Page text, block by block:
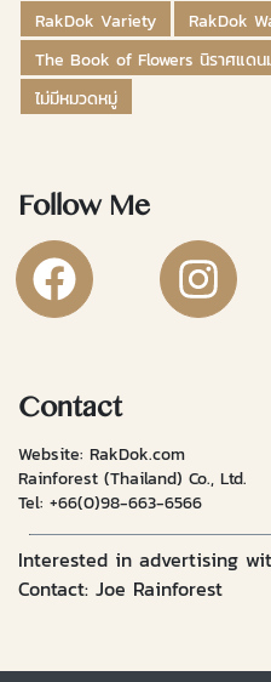
RakDok Variety
RakDok
The Book of Flowers นิราศแดน
ไม่มีหมวดหมู่
Follow Me
RakDok Channel Facebook
RakDok
Contact
Website: RakDok.com
Rainforest (Thailand) Co., Ltd.
Tel: +66(0)98-663-6566
Interested in advertising
Contact: Joe Rainforest